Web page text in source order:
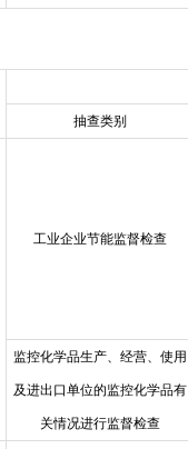
抽查类别
工业企业节能监督检查
监控化学品生产、经营、使用
及进出口单位的监控化学品有
关情况进行监督检查